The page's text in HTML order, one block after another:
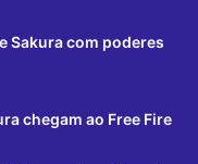
Sakura com poderes
chegam ao Free Fire